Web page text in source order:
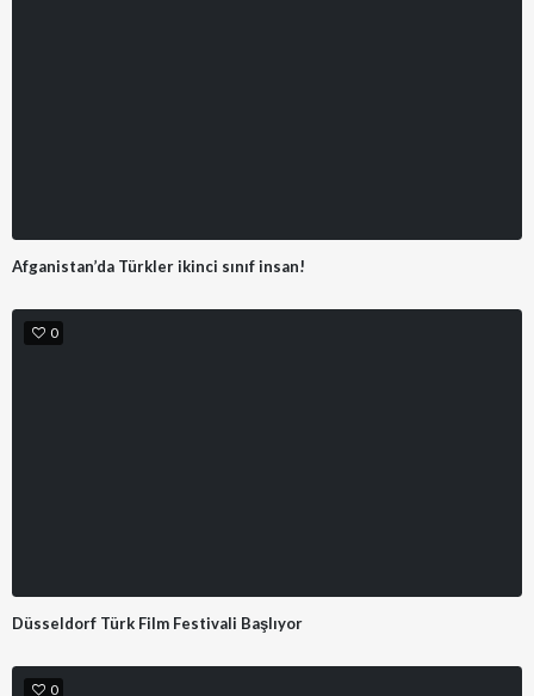
Afganistan’da Türkler ikinci sınıf insan!
0
Düsseldorf Türk Film Festivali Başlıyor
0